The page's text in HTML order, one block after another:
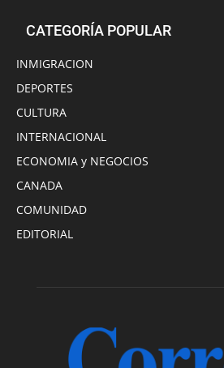
CATEGORÍA POPULAR
INMIGRACION
DEPORTES
CULTURA
INTERNACIONAL
ECONOMIA y NEGOCIOS
CANADA
COMUNIDAD
EDITORIAL